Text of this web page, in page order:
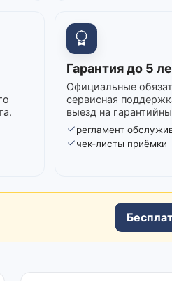
Гарантия до 5
Официальные
сервисная
выезд на
регламент
чек-листы приёмки